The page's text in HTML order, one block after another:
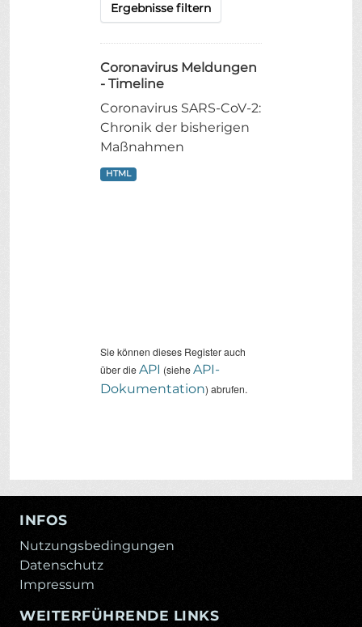
Ergebnisse filtern
Coronavirus Meldungen
- Timeline
Coronavirus SARS-CoV-2:
Chronik der bisherigen
Maßnahmen
HTML
Sie können dieses Register auch
über dieAPI (sieheAPI-
Dokumentation) abrufen.
INFOS
Nutzungsbedingungen
Datenschutz
Impressum
WEITERFÜHRENDE LINKS